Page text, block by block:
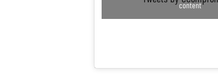
content